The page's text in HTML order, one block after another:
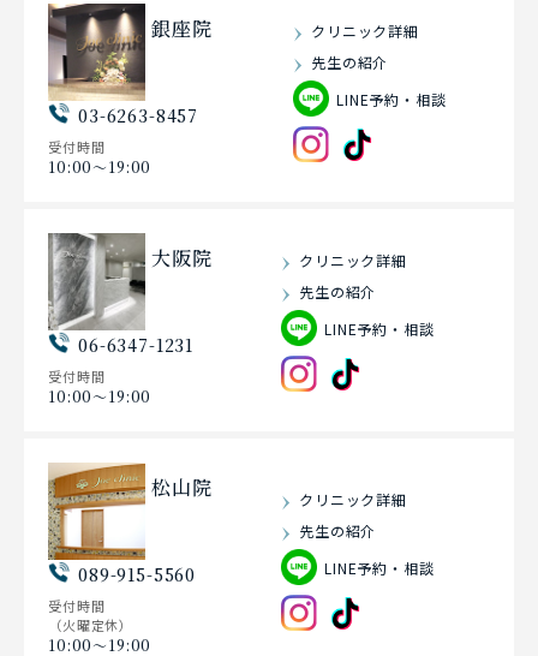
銀座院
03-6263-8457
受付時間
10:00〜19:00
クリニック詳細
先生の紹介
LINE予約・相談
大阪院
06-6347-1231
受付時間
10:00〜19:00
クリニック詳細
先生の紹介
LINE予約・相談
松山院
089-915-5560
受付時間
（火曜定休）
10:00〜19:00
クリニック詳細
先生の紹介
LINE予約・相談